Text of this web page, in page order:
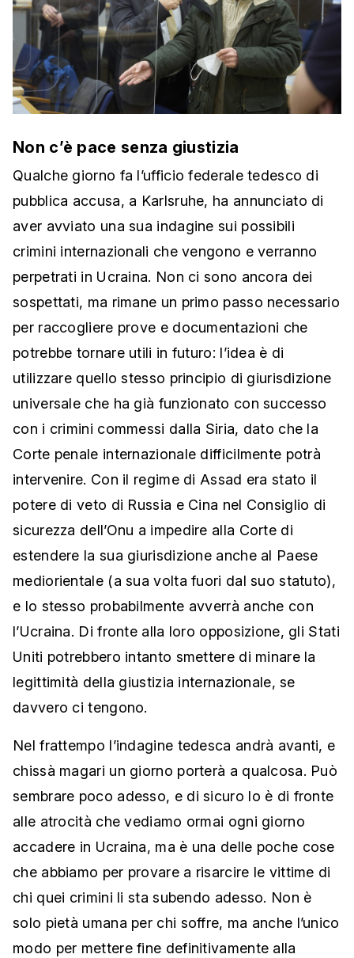
Non c’è pace senza giustizia
Qualche giorno fa l’ufficio federale tedesco di
pubblica accusa, a Karlsruhe, ha annunciato di
aver avviato una sua indagine sui possibili
crimini internazionali che vengono e verranno
perpetrati in Ucraina. Non ci sono ancora dei
sospettati, ma rimane un primo passo necessario
per raccogliere prove e documentazioni che
potrebbe tornare utili in futuro: l’idea è di
utilizzare quello stesso principio di giurisdizione
universale che ha già funzionato con successo
con i crimini commessi dalla Siria, dato che la
Corte penale internazionale difficilmente potrà
intervenire. Con il regime di Assad era stato il
potere di veto di Russia e Cina nel Consiglio di
sicurezza dell’Onu a impedire alla Corte di
estendere la sua giurisdizione anche al Paese
mediorientale (a sua volta fuori dal suo statuto),
e lo stesso probabilmente avverrà anche con
l’Ucraina. Di fronte alla loro opposizione, gli Stati
Uniti potrebbero intanto smettere di minare la
legittimità della giustizia internazionale, se
davvero ci tengono.
Nel frattempo l’indagine tedesca andrà avanti, e
chissà magari un giorno porterà a qualcosa. Può
sembrare poco adesso, e di sicuro lo è di fronte
alle atrocità che vediamo ormai ogni giorno
accadere in Ucraina, ma è una delle poche cose
che abbiamo per provare a risarcire le vittime di
chi quei crimini li sta subendo adesso. Non è
solo pietà umana per chi soffre, ma anche l’unico
modo per mettere fine definitivamente alla